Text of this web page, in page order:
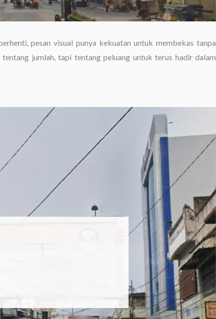
pesan visual punya kekuatan untuk membekas tanpa
jumlah, tapi tentang peluang untuk terus hadir dalam